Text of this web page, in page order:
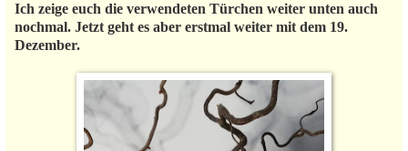
Ich zeige euch die verwendeten Türchen weiter unten auch
nochmal. Jetzt geht es aber erstmal weiter mit dem 19.
Dezember.